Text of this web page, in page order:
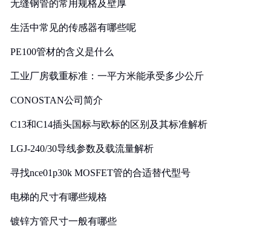
无缝钢管的常用规格及壁厚
生活中常见的传感器有哪些呢
PE100管材的含义是什么
工业厂房载重标准：一平方米能承受多少公斤
CONOSTAN公司简介
C13和C14插头国标与欧标的区别及其标准解析
LGJ-240/30导线参数及载流量解析
寻找nce01p30k MOSFET管的合适替代型号
电梯的尺寸有哪些规格
镀锌方管尺寸一般有哪些